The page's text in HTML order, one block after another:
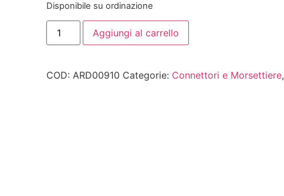
Disponibile su ordinazione
Aggiungi al carrello
COD: ARD00910 Categorie: Connettori e Morsettiere,